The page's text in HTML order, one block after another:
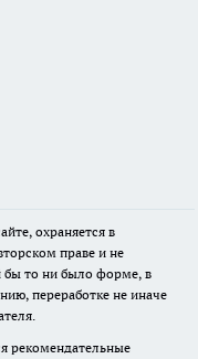
охраняется в
праве и не
бы то ни было форме, в
переработке не иначе
рекомендательные